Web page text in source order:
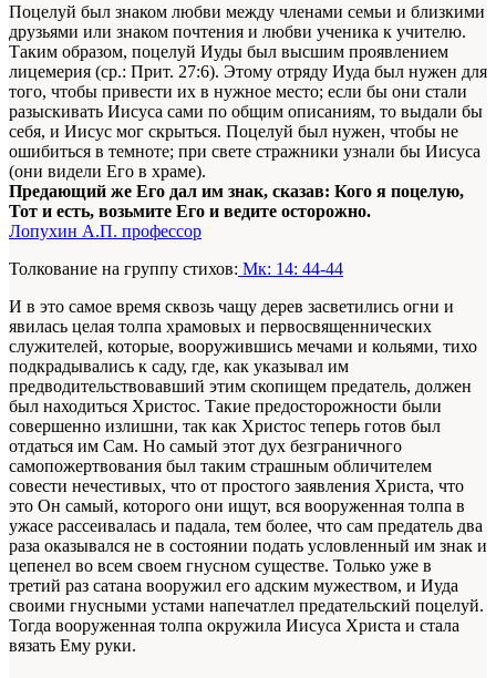
Поцелуй был знаком любви между членами семьи и близкими
друзьями или знаком почтения и любви ученика к учителю.
Таким образом, поцелуй Иуды был высшим проявлением
лицемерия (ср.: Прит. 27:6). Этому отряду Иуда был нужен для
того, чтобы привести их в нужное место; если бы они стали
разыскивать Иисуса сами по общим описаниям, то выдали бы
себя, и Иисус мог скрыться. Поцелуй был нужен, чтобы не
ошибиться в темноте; при свете стражники узнали бы Иисуса
(они видели Его в храме).
Предающий же Его дал им знак, сказав: Кого я поцелую,
Тот и есть, возьмите Его и ведите осторожно.
Лопухин А.П. профессор
Толкование на группу стихов: Мк: 14: 44-44
И в это самое время сквозь чащу дерев засветились огни и
явилась целая толпа храмовых и первосвященнических
служителей, которые, вооружившись мечами и кольями, тихо
подкрадывались к саду, где, как указывал им
предводительствовавший этим скопищем предатель, должен
был находиться Христос. Такие предосторожности были
совершенно излишни, так как Христос теперь готов был
отдаться им Сам. Но самый этот дух безграничного
самопожертвования был таким страшным обличителем
совести нечестивых, что от простого заявления Христа, что
это Он самый, которого они ищут, вся вооруженная толпа в
ужасе рассеивалась и падала, тем более, что сам предатель два
раза оказывался не в состоянии подать условленный им знак и
цепенел во всем своем гнусном существе. Только уже в
третий раз сатана вооружил его адским мужеством, и Иуда
своими гнусными устами напечатлел предательский поцелуй.
Тогда вооруженная толпа окружила Иисуса Христа и стала
вязать Ему руки.